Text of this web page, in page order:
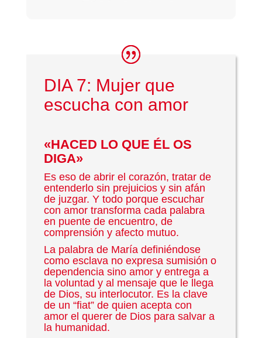
DIA 7: Mujer que
escucha con amor
«HACED LO QUE ÉL OS
DIGA»
Es eso de abrir el corazón, tratar de
entenderlo sin prejuicios y sin afán
de juzgar. Y todo porque escuchar
con amor transforma cada palabra
en puente de encuentro, de
comprensión y afecto mutuo.
La palabra de María definiéndose
como esclava no expresa sumisión o
dependencia sino amor y entrega a
la voluntad y al mensaje que le llega
de Dios, su interlocutor. Es la clave
de un “fiat” de quien acepta con
amor el querer de Dios para salvar a
la humanidad.